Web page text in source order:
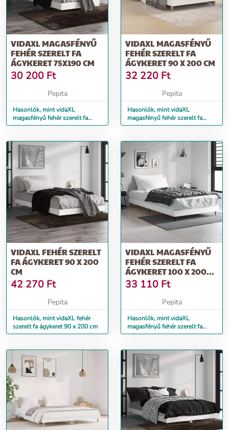
VIDAXL MAGASFÉNYŰ
FEHÉR SZERELT FA
ÁGYKERET 75X190 CM
30 200 Ft
Pepita
Hasonlók, mint vidaXL
magasfényű fehér szerelt fa
ágykeret 75x190 cm
VIDAXL MAGASFÉNYŰ
FEHÉR SZERELT FA
ÁGYKERET 90 X 200 CM
32 220 Ft
Pepita
Hasonlók, mint vidaXL
magasfényű fehér szerelt fa
ágykeret 90 x 200 cm
VIDAXL FEHÉR SZERELT
FA ÁGYKERET 90 X 200
CM
42 270 Ft
Pepita
Hasonlók, mint vidaXL fehér
szerelt fa ágykeret 90 x 200 cm
VIDAXL MAGASFÉNYŰ
FEHÉR SZERELT FA
ÁGYKERET 100 X 200
CM
33 110 Ft
Pepita
Hasonlók, mint vidaXL
magasfényű fehér szerelt fa
ágykeret 100 x 200 cm